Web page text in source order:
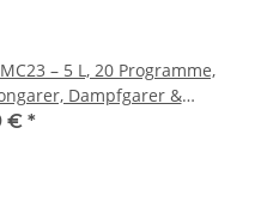
– 5 L, 20 Programme,
Dampfgarer &
automatische
€ *